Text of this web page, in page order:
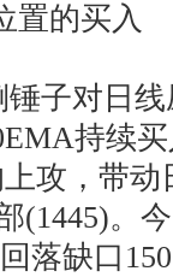
的买入
子对日线
持续
攻，带
(1445)。
落缺口